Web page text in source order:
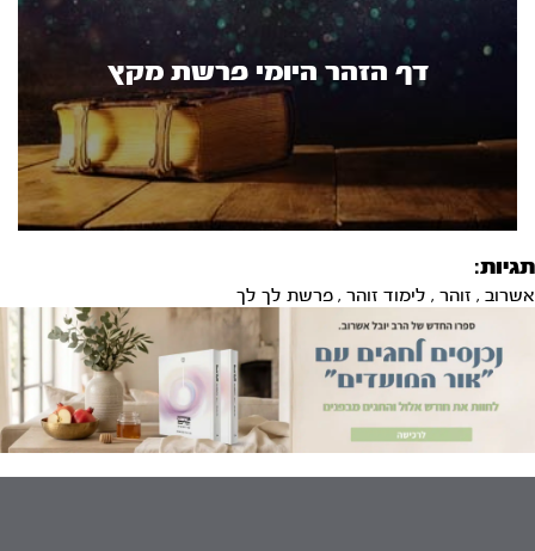
דף הזהר היומי פרשת מקץ
תגיות:
אשרוב , זוהר , לימוד זוהר , פרשת לך לך